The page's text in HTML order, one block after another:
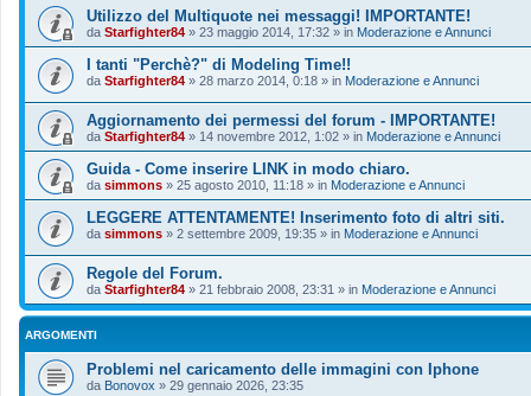
Utilizzo del Multiquote nei messaggi! IMPORTANTE!
da Starfighter84 » 23 maggio 2014, 17:32 » in Moderazione e Annunci
I tanti "Perchè?" di Modeling Time!!
da Starfighter84 » 28 marzo 2014, 0:18 » in Moderazione e Annunci
Aggiornamento dei permessi del forum - IMPORTANTE!
da Starfighter84 » 14 novembre 2012, 1:02 » in Moderazione e Annunci
Guida - Come inserire LINK in modo chiaro.
da simmons » 25 agosto 2010, 11:18 » in Moderazione e Annunci
LEGGERE ATTENTAMENTE! Inserimento foto di altri siti.
da simmons » 2 settembre 2009, 19:35 » in Moderazione e Annunci
Regole del Forum.
da Starfighter84 » 21 febbraio 2008, 23:31 » in Moderazione e Annunci
ARGOMENTI
Problemi nel caricamento delle immagini con Iphone
da Bonovox » 29 gennaio 2026, 23:35